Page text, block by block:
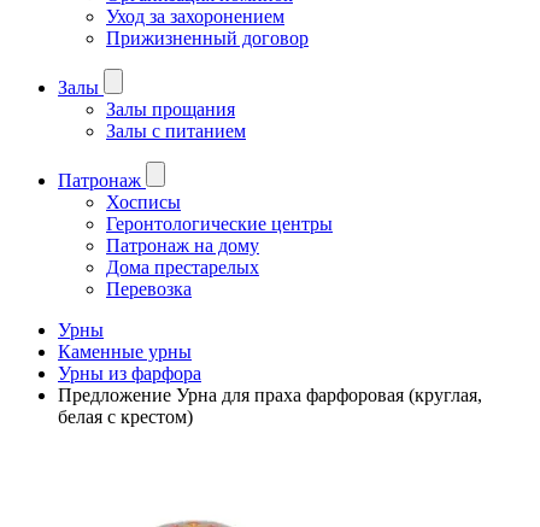
Уход за захоронением
Прижизненный договор
Залы
Залы прощания
Залы с питанием
Патронаж
Хосписы
Геронтологические центры
Патронаж на дому
Дома престарелых
Перевозка
Урны
Каменные урны
Урны из фарфора
Предложение Урна для праха фарфоровая (круглая,
белая с крестом)